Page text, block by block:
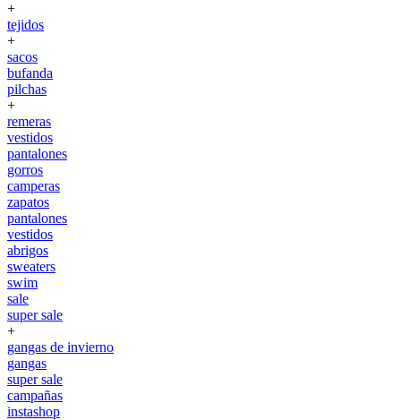
+
tejidos
+
sacos
bufanda
pilchas
+
remeras
vestidos
pantalones
gorros
camperas
zapatos
pantalones
vestidos
abrigos
sweaters
swim
sale
super sale
+
gangas de invierno
gangas
super sale
campañas
instashop